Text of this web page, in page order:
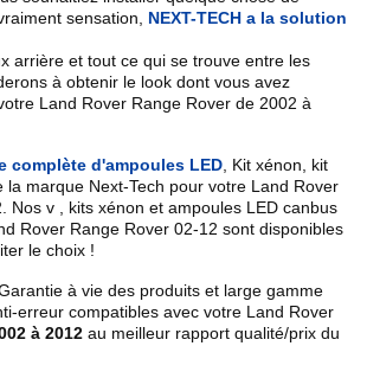
sensation,
NEXT-TECH a la solution
arrière et tout ce qui se trouve entre les
à obtenir le look dont vous avez
Land Rover Range Rover de 2002 à
complète d'ampoules LED Kit xénon, kit
la marque Next-Tech pour votre Land Rover
. Nos v
, kits xénon et ampoules LED canbus
Rover Range Rover 02-12 sont disponibles
le choix !
à vie des produits et large gamme
erreur compatibles avec votre Land Rover
à 2012 au meilleur rapport qualité/prix du